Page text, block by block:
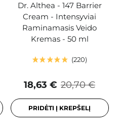
Dr. Althea - 147 Barrier
Cream - Intensyviai
Raminamasis Veido
Kremas - 50 ml
220
20,70 €
18,63 €
PRIDĖTI Į KREPŠELĮ